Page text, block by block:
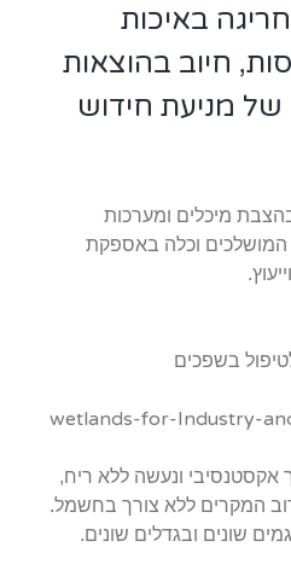
באיכות
חיוב בהוצאות
של מניעת חידוש
מיכלים ומערכות
המושלכים וכלה באספקת
בשפכים
אקסטנסיבי ונעשה ללא ריח,
המקרים ללא צורך בחשמל.
שונים ובגדלים שונים.